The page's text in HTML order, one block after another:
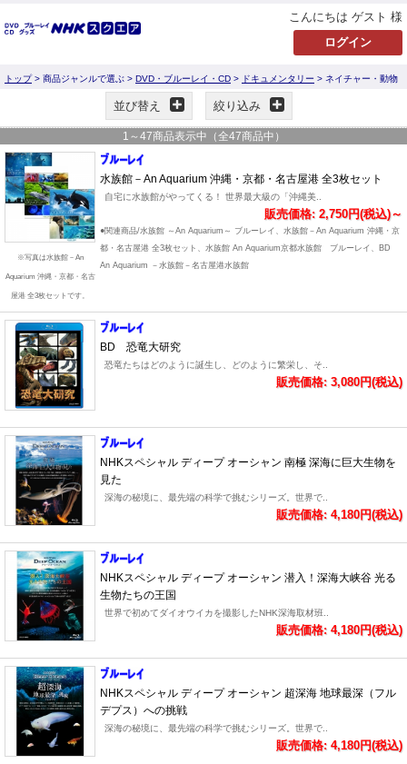
こんにちは ゲスト 様
トップ> 商品ジャンルで選ぶ > DVD・ブルーレイ・CD > ドキュメンタリー > ネイチャー・動物
並び替え 絞り込み
1 ～ 47商品表示中（全47商品中）
※写真は水族館－An
Aquarium 沖縄・京都・名古
屋港 全3枚セットです。
水族館－An Aquarium 沖縄・京都・名古屋港 全3枚セット
自宅に水族館がやってくる！ 世界最大級の「沖縄美..
販売価格: 2,750円(税込)～
●関連商品/水族館 ～An Aquarium～ ブルーレイ、水族館－An Aquarium 沖縄・京
都・名古屋港 全3枚セット、水族館 An Aquarium京都水族館 ブルーレイ、BD
An Aquarium －水族館－名古屋港水族館
BD 恐竜大研究
恐竜たちはどのように誕生し、どのように繁栄し、そ..
販売価格: 3,080円(税込)
NHKスペシャル ディープ オーシャン 南極 深海に巨大生物を
見た
深海の秘境に、最先端の科学で挑むシリーズ。世界で..
販売価格: 4,180円(税込)
NHKスペシャル ディープ オーシャン 潜入！深海大峡谷 光る
生物たちの王国
世界で初めてダイオウイカを撮影したNHK深海取材班..
販売価格: 4,180円(税込)
NHKスペシャル ディープ オーシャン 超深海 地球最深（フル
デプス）への挑戦
深海の秘境に、最先端の科学で挑むシリーズ。世界で..
販売価格: 4,180円(税込)